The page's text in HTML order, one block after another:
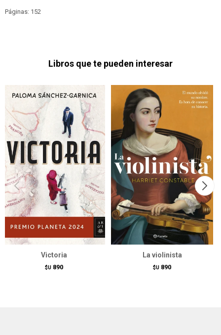
Páginas: 152
Libros que te pueden interesar
Victoria
$U 890
La violinista
$U 890